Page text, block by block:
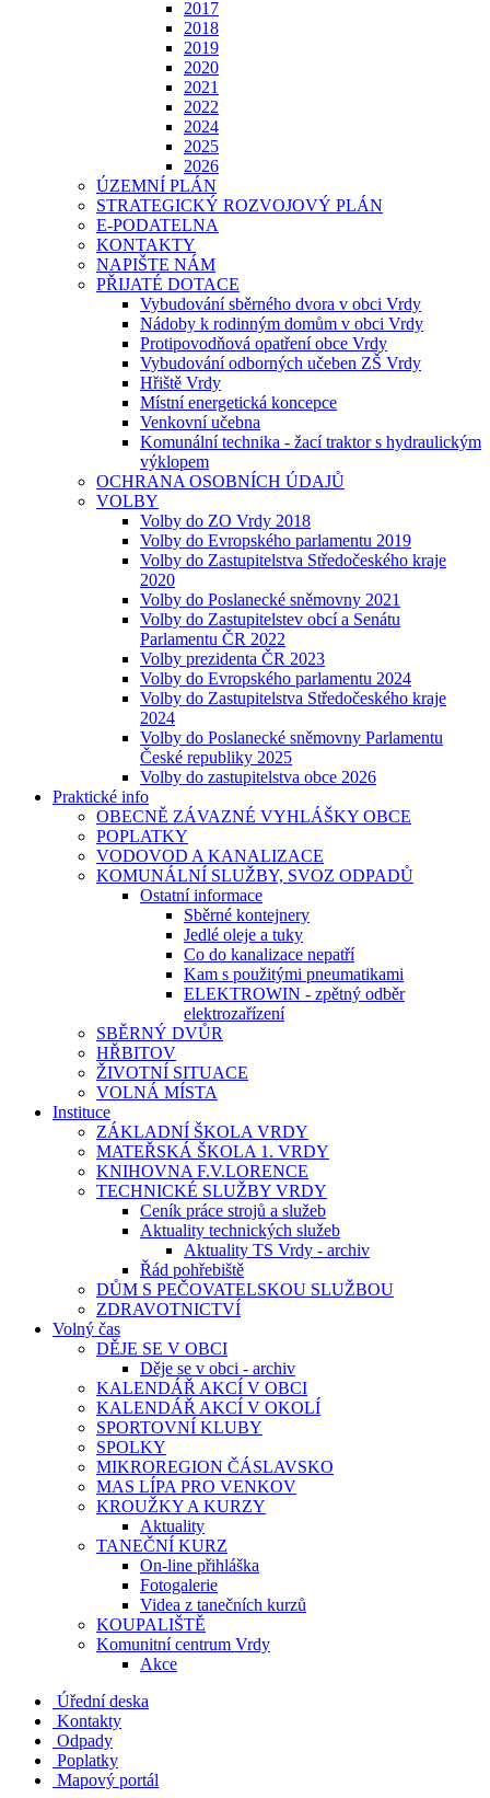
2017
2018
2019
2020
2021
2022
2024
2025
2026
ÚZEMNÍ PLÁN
STRATEGICKÝ ROZVOJOVÝ PLÁN
E-PODATELNA
KONTAKTY
NAPIŠTE NÁM
PŘIJATÉ DOTACE
Vybudování sběrného dvora v obci Vrdy
Nádoby k rodinným domům v obci Vrdy
Protipovodňová opatření obce Vrdy
Vybudování odborných učeben ZŠ Vrdy
Hřiště Vrdy
Místní energetická koncepce
Venkovní učebna
Komunální technika - žací traktor s hydraulickým
výklopem
OCHRANA OSOBNÍCH ÚDAJŮ
VOLBY
Volby do ZO Vrdy 2018
Volby do Evropského parlamentu 2019
Volby do Zastupitelstva Středočeského kraje
2020
Volby do Poslanecké sněmovny 2021
Volby do Zastupitelstev obcí a Senátu
Parlamentu ČR 2022
Volby prezidenta ČR 2023
Volby do Evropského parlamentu 2024
Volby do Zastupitelstva Středočeského kraje
2024
Volby do Poslanecké sněmovny Parlamentu
České republiky 2025
Volby do zastupitelstva obce 2026
Praktické info
OBECNĚ ZÁVAZNÉ VYHLÁŠKY OBCE
POPLATKY
VODOVOD A KANALIZACE
KOMUNÁLNÍ SLUŽBY, SVOZ ODPADŮ
Ostatní informace
Sběrné kontejnery
Jedlé oleje a tuky
Co do kanalizace nepatří
Kam s použitými pneumatikami
ELEKTROWIN - zpětný odběr
elektrozařízení
SBĚRNÝ DVŮR
HŘBITOV
ŽIVOTNÍ SITUACE
VOLNÁ MÍSTA
Instituce
ZÁKLADNÍ ŠKOLA VRDY
MATEŘSKÁ ŠKOLA 1. VRDY
KNIHOVNA F.V.LORENCE
TECHNICKÉ SLUŽBY VRDY
Ceník práce strojů a služeb
Aktuality technických služeb
Aktuality TS Vrdy - archiv
Řád pohřebiště
DŮM S PEČOVATELSKOU SLUŽBOU
ZDRAVOTNICTVÍ
Volný čas
DĚJE SE V OBCI
Děje se v obci - archiv
KALENDÁŘ AKCÍ V OBCI
KALENDÁŘ AKCÍ V OKOLÍ
SPORTOVNÍ KLUBY
SPOLKY
MIKROREGION ČÁSLAVSKO
MAS LÍPA PRO VENKOV
KROUŽKY A KURZY
Aktuality
TANEČNÍ KURZ
On-line přihláška
Fotogalerie
Videa z tanečních kurzů
KOUPALIŠTĚ
Komunitní centrum Vrdy
Akce
Úřední deska
Kontakty
Odpady
Poplatky
Mapový portál